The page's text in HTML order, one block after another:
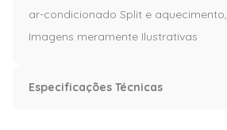
ar-condicionado Split e
Imagens meramente Ilustrativas
Especificações Técnicas